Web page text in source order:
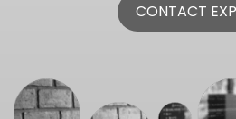
CONTACT